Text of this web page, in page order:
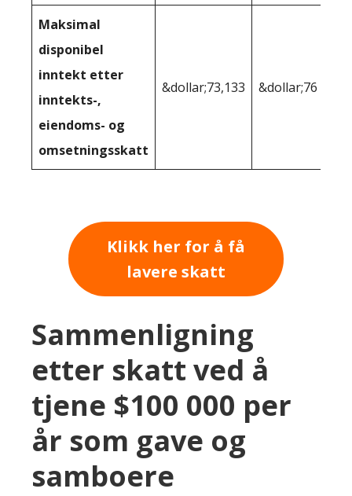
Maksimal
disponibel
inntekt etter
inntekts-,
eiendoms- og
omsetningsskatt
&dollar;73,133 &dollar;76 997
Klikk her for å få
lavere skatt
Sammenligning
etter skatt ved å
tjene $100 000 per
år som gave og
samboere